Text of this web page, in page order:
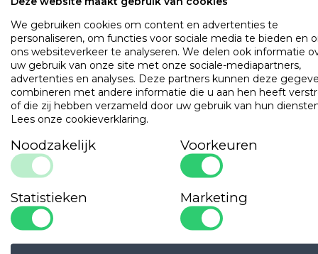
OMSCHRIJVING UITVOERINGEN
Dit dekbed is gemaakt van kwalitatief hoogwaardig wit
eendendons. Door het hoge aandeel dons (90%), is het
heerlijk luchtig en blijvend veerkrachtig. Het is
door de dichtgeweven tijk.
Populaire producten
Gilder Synthetisch Superior
Art. VADBG42TH
We gebruiken cookies om content en advertenties te
personaliseren, om functies voor sociale media te bieden en
ons websiteverkeer te analyseren. We delen ook informatie
uw gebruik van onze site met onze sociale-mediapartners,
advertenties en analyses. Deze partners kunnen deze
combineren met andere informatie die u aan hen heeft
of die zij hebben verzameld door uw gebruik van hun
Lees onze cookieverklaring.
Noodzakelijk Voorkeuren
Statistieken Marketing